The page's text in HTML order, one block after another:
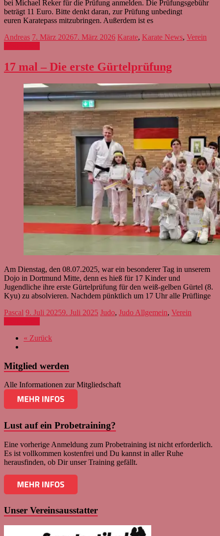
bei Michael Reker für die Prüfung anmelden. Die Prüfungsgebühr
beträgt 11 Euro. Bitte denkt daran, zur Prüfung unbedingt
euren Karatepass mitzubringen. Außerdem ist es
Andreas 7. März 20267. März 2026 Karate, Karate News, Verein
17 mal – Die erste Gürtelprüfung
Am Dienstag, den 08.07.2025, war ein besonderer Tag in unserem
Dojo in Dortmund Mitte, denn es hieß für 17 Kinder und
Jugendliche ihre erste Gürtelprüfung für den weiß-gelben Gürtel (8.
Kyu) zu absolvieren. Nachdem pünktlich um 17 Uhr alle Prüflinge
Pascal 9. Juli 20259. Juli 2025 Judo, Judo Allgemein, Verein
« Zurück
Mitglied werden
Alle Informationen zur Mitgliedschaft
Lust auf ein Probetraining?
Eine vorherige Anmeldung zum Probetraining ist nicht erforderlich.
Es ist vollkommen kostenfrei und Du kannst in aller Ruhe
herausfinden, ob Dir unser Training gefällt.
Unser Vereinsausstatter